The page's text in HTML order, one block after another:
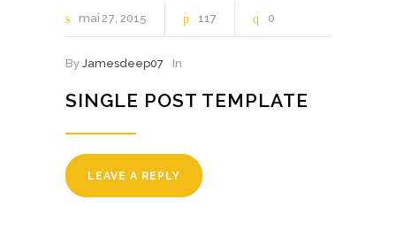
mai 27 2015 117 0
By Jamesdeep07 In
SINGLE POST TEMPLATE
LEAVE A REPLY